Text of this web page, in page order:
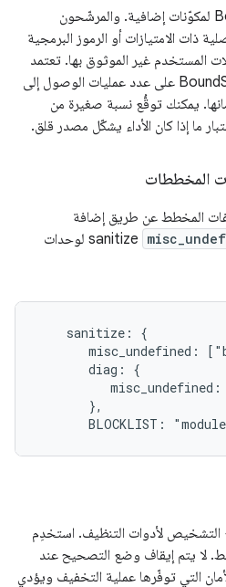
ننصحك بشدة بتفعيل BoundSan لمكوّنات إضافية. والمرشّحون
ذات الامتيازات أو الرموز البرمجية
المستخدم غير الموثوق بها. تعتمد
تكلفة الأداء المرتبطة بتفعيل BoundSan على عدد عمليات الوصول إلى
يمكنك توقُّع نسبة صغيرة من
ما إذا كان الأداء يشكّل مصدر قلق.
sanitize لوحدات
    sanitize: {
misc_undefined:
       diag: {
misc_undefined:
       },
BLOCKLIST:
لأدوات التنظيف. استخدِم
لا يتم إيقاف وضع التصحيح عند
التي توفّرها عملية التخفيف ويؤدي